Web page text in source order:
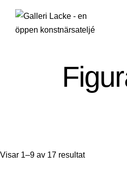
Visar 1–9 av 17 resultat